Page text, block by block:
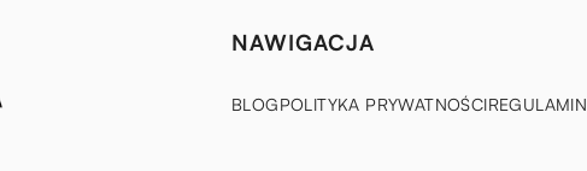
NAWIGACJA
BLOGPOLITYKA PRYWATNOŚCIREGULAMIN